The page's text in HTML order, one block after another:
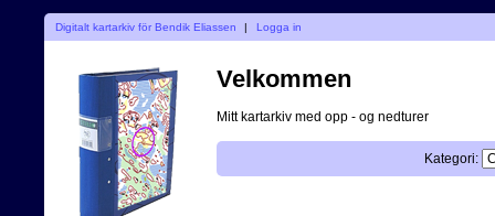
Digitalt kartarkiv för Bendik Eliassen | Logga in
Velkommen
Mitt kartarkiv med opp - og nedturer
Kategori: